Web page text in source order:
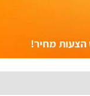
הצעות מחיר!